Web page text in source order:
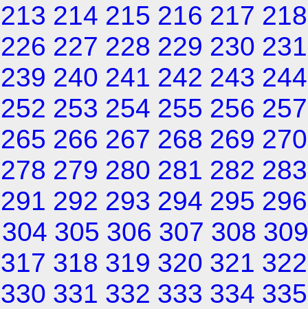
213 214 215 216 217 218
226 227 228 229 230 231
239 240 241 242 243 244
252 253 254 255 256 257
265 266 267 268 269 270
278 279 280 281 282 283
291 292 293 294 295 296
304 305 306 307 308 309
317 318 319 320 321 322
330 331 332 333 334 335